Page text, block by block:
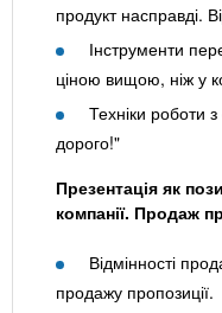
продукт насправді.
Інструменти
ціною вищою, ніж у
Техніки роботи
дорого!"
Презентація як
компанії. Продаж
Відмінності
продажу пропозиції.